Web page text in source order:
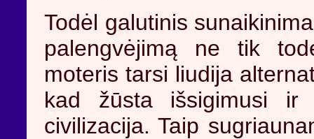
Todėl galutinis
palengvėjimą ne tik
moteris tarsi liudija
kad žūsta išsigimusi ir
civilizacija. Taip